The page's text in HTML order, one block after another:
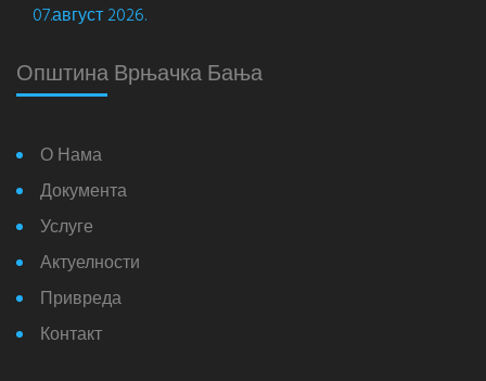
07.август 2026.
Општина Врњачка Бања
О Нама
Документа
Услуге
Актуелности
Привреда
Контакт